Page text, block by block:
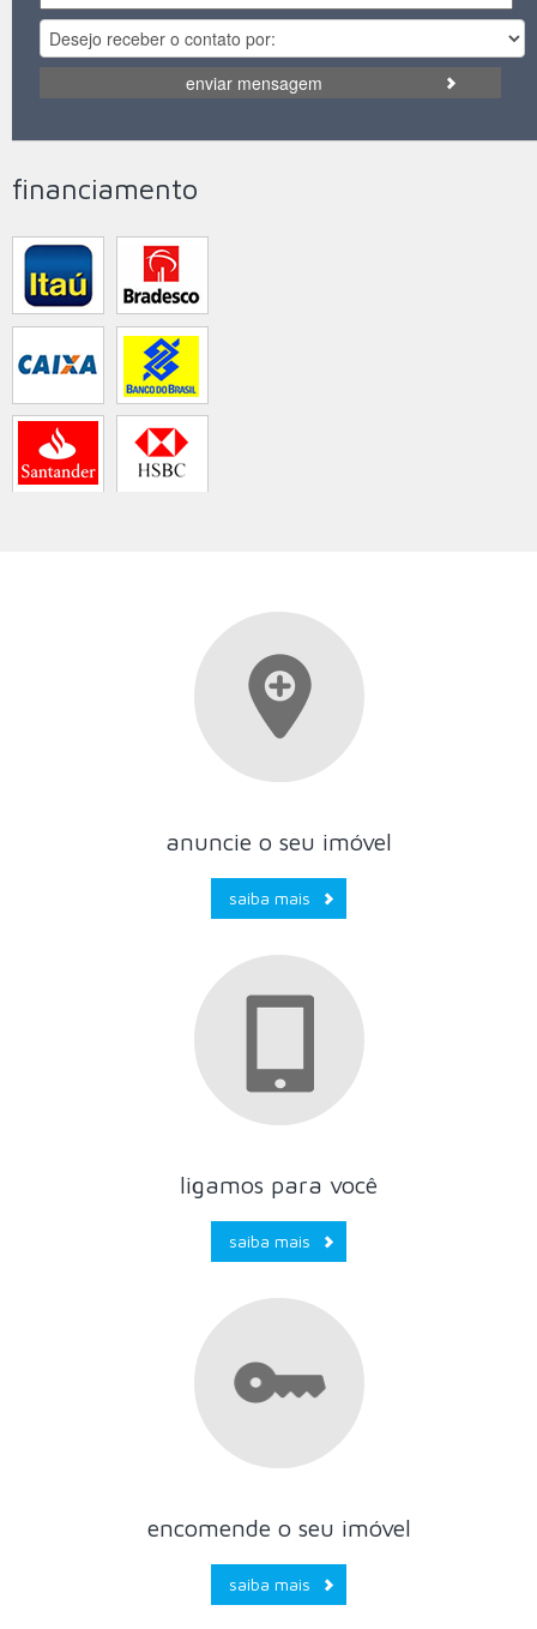
enviar mensagem
financiamento
anuncie o seu imóvel
saiba mais
ligamos para você
saiba mais
encomende o seu imóvel
saiba mais